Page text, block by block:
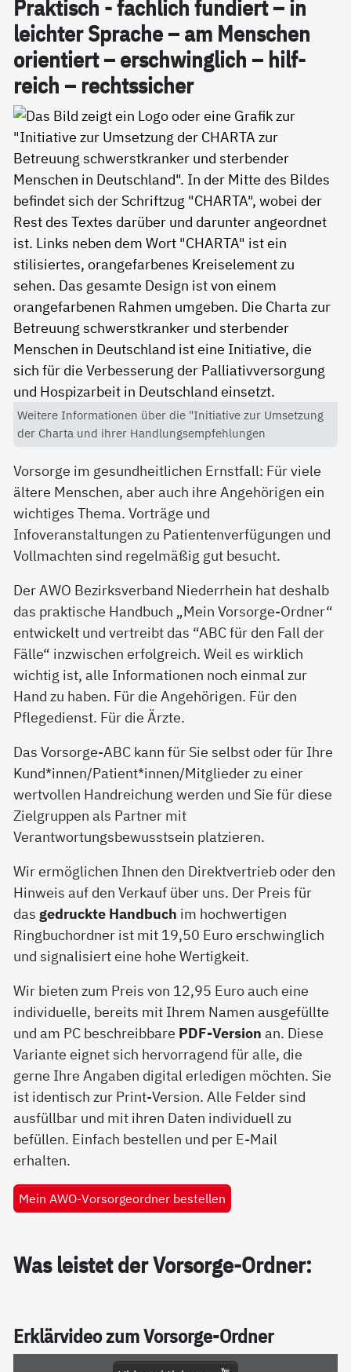
Prak­tisch - fach­lich fun­diert – in
leich­ter Spra­che – am Men­schen
ori­en­tiert – er­schwing­lich – hil­f­
reich – rechts­si­cher
Weitere Informationen über die "Initiative zur Umsetzung
der Charta und ihrer Handlungsempfehlungen
Vorsorge im gesundheitlichen Ernstfall: Für viele
ältere Menschen, aber auch ihre Angehörigen ein
wichtiges Thema. Vorträge und
Infoveranstaltungen zu Patientenverfügungen und
Vollmachten sind regelmäßig gut besucht.
Der AWO Bezirksverband Niederrhein hat deshalb
das praktische Handbuch „Mein Vorsorge-Ordner“
entwickelt und vertreibt das “ABC für den Fall der
Fälle“ inzwischen erfolgreich. Weil es wirklich
wichtig ist, alle Informationen noch einmal zur
Hand zu haben. Für die Angehörigen. Für den
Pflegedienst. Für die Ärzte.
Das Vorsorge-ABC kann für Sie selbst oder für Ihre
Kund*innen/Patient*innen/Mitglieder zu einer
wertvollen Handreichung werden und Sie für diese
Zielgruppen als Partner mit
Verantwortungsbewusstsein platzieren.
Wir ermöglichen Ihnen den Direktvertrieb oder den
Hinweis auf den Verkauf über uns. Der Preis für
das gedruckte Handbuch im hochwertigen
Ringbuchordner ist mit 19,50 Euro erschwinglich
und signalisiert eine hohe Wertigkeit.
Wir bieten zum Preis von 12,95 Euro auch eine
individuelle, bereits mit Ihrem Namen ausgefüllte
und am PC beschreibbare PDF-Version an. Diese
Variante eignet sich hervorragend für alle, die
gerne Ihre Angaben digital erledigen möchten. Sie
ist identisch zur Print-Version. Alle Felder sind
ausfüllbar und mit ihren Daten individuell zu
befüllen. Einfach bestellen und per E-Mail
erhalten.
Mein AWO-Vorsorgeordner bestellen
Was leis­tet der Vor­sor­ge-Ord­ner:
Er­klär­vi­deo zum Vor­sor­ge-Ord­ner